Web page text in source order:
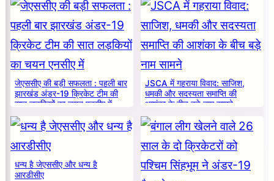
जेएससीए की बड़ी सफलता : पहली बार
झारखंड अंडर-19 क्रिकेट टीम की
सात लड़कियों का चयन एनसीए में
JSCA में गहराया विवाद: साजिश,
धमकी और सदस्यता समाप्ति की
आशंका के बीच बड़े नाम सामने
धन्य है जेएससीए और धन्य है
आरडीसीए